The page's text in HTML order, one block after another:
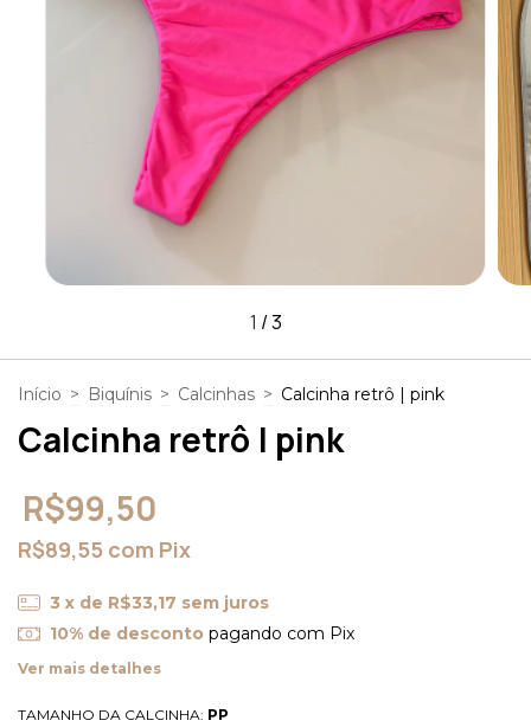
1 /3
Início > Biquínis > Calcinhas > Calcinha retrô | pink
Calcinha retrô | pink
R$99,50
R$89,55 com Pix
3 x de R$33,17 sem juros
10% de desconto pagando com Pix
Ver mais detalhes
TAMANHO DA CALCINHA: PP